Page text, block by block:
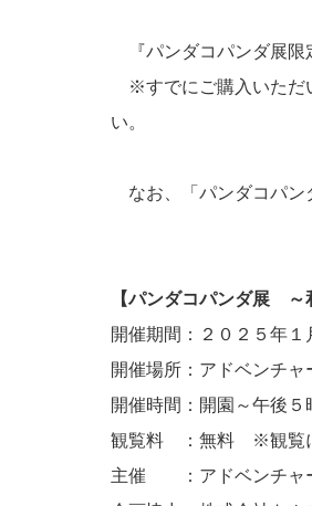
『パンダコパンダ展限
※すでにご購入いただ
い。
なお、「パンダコパン
【パンダコパンダ展 ～
開催期間：２０２５年１
開催場所：アドベンチ
開催時間：開園～午後５
観覧料 ：無料 ※観覧に
主催 ：アドベンチャ